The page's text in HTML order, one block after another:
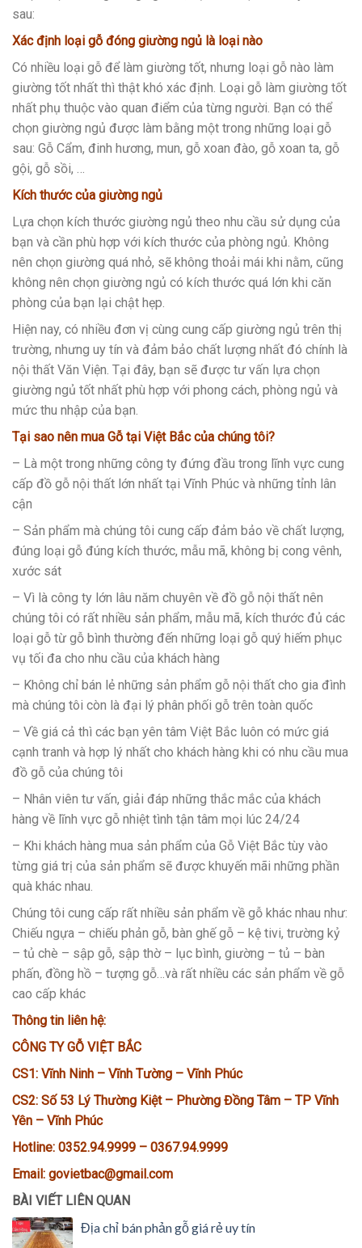
sau:
Xác định loại gỗ đóng giường ngủ là loại nào
Có nhiều loại gỗ để làm giường tốt, nhưng loại gỗ nào làm
giường tốt nhất thì thật khó xác định. Loại gỗ làm giường tốt
nhất phụ thuộc vào quan điểm của từng người. Bạn có thể
chọn giường ngủ được làm bằng một trong những loại gỗ
sau: Gỗ Cẩm, đinh hương, mun, gỗ xoan đào, gỗ xoan ta, gỗ
gội, gỗ sồi, …
Kích thước của giường ngủ
Lựa chọn kích thước giường ngủ theo nhu cầu sử dụng của
bạn và cần phù hợp với kích thước của phòng ngủ. Không
nên chọn giường quá nhỏ, sẽ không thoải mái khi nằm, cũng
không nên chọn giường ngủ có kích thước quá lớn khi căn
phòng của bạn lại chật hẹp.
Hiện nay, có nhiều đơn vị cùng cung cấp giường ngủ trên thị
trường, nhưng uy tín và đảm bảo chất lượng nhất đó chính là
nội thất Văn Viện. Tại đây, bạn sẽ được tư vấn lựa chọn
giường ngủ tốt nhất phù hợp với phong cách, phòng ngủ và
mức thu nhập của bạn.
Tại sao nên mua Gỗ tại Việt Bắc của chúng tôi?
– Là một trong những công ty đứng đầu trong lĩnh vực cung
cấp đồ gỗ nội thất lớn nhất tại Vĩnh Phúc và những tỉnh lân
cận
– Sản phẩm mà chúng tôi cung cấp đảm bảo về chất lượng,
đúng loại gỗ đúng kích thước, mẫu mã, không bị cong vênh,
xước sát
– Vì là công ty lớn lâu năm chuyên về đồ gỗ nội thất nên
chúng tôi có rất nhiều sản phẩm, mẫu mã, kích thước đủ các
loại gỗ từ gỗ bình thường đến những loại gỗ quý hiếm phục
vụ tối đa cho nhu cầu của khách hàng
– Không chỉ bán lẻ những sản phẩm gỗ nội thất cho gia đình
mà chúng tôi còn là đại lý phân phối gỗ trên toàn quốc
– Về giá cả thì các bạn yên tâm Việt Bắc luôn có mức giá
cạnh tranh và hợp lý nhất cho khách hàng khi có nhu cầu mua
đồ gỗ của chúng tôi
– Nhân viên tư vấn, giải đáp những thắc mắc của khách
hàng về lĩnh vực gỗ nhiệt tình tận tâm mọi lúc 24/24
– Khi khách hàng mua sản phẩm của Gỗ Việt Bắc tùy vào
từng giá trị của sản phẩm sẽ được khuyến mãi những phần
quà khác nhau.
Chúng tôi cung cấp rất nhiều sản phẩm về gỗ khác nhau như:
Chiếu ngựa – chiếu phản gỗ, bàn ghế gỗ – kệ tivi, trường kỷ
– tủ chè – sập gỗ, sập thờ – lục bình, giường – tủ – bàn
phấn, đồng hồ – tượng gỗ…và rất nhiều các sản phẩm về gỗ
cao cấp khác
Thông tin liên hệ:
CÔNG TY GỖ VIỆT BẮC
CS1: Vĩnh Ninh – Vĩnh Tường – Vĩnh Phúc
CS2: Số 53 Lý Thường Kiệt – Phường Đồng Tâm – TP Vĩnh
Yên – Vĩnh Phúc
Hotline: 0352.94.9999 – 0367.94.9999
Email: govietbac@gmail.com
BÀI VIẾT LIÊN QUAN
Địa chỉ bán phản gỗ giá rẻ uy tín